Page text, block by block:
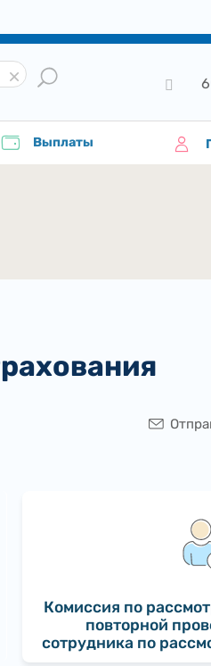
Выплаты
Комиссия по
повторной
сотрудника по